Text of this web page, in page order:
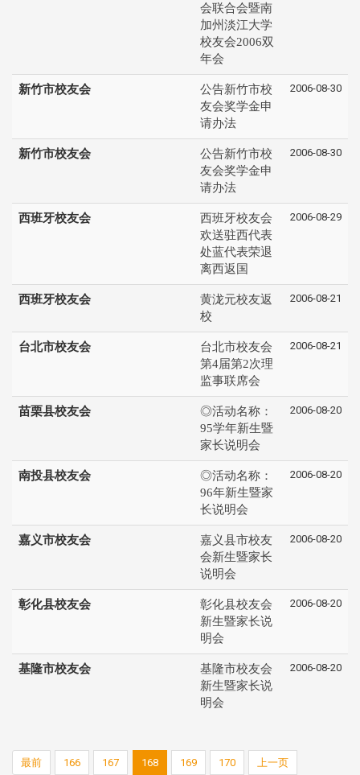
会联合会暨南
加州淡江大学
校友会2006双
年会
新竹市校友会
公告新竹市校
友会奖学金申
请办法
2006-08-30
新竹市校友会
公告新竹市校
友会奖学金申
请办法
2006-08-30
西班牙校友会
西班牙校友会
欢送驻西代表
处蓝代表荣退
离西返国
2006-08-29
西班牙校友会
黄泷元校友返
校
2006-08-21
台北市校友会
台北市校友会
第4届第2次理
监事联席会
2006-08-21
苗栗县校友会
◎活动名称：
95学年新生暨
家长说明会
2006-08-20
南投县校友会
◎活动名称：
96年新生暨家
长说明会
2006-08-20
嘉义市校友会
嘉义县市校友
会新生暨家长
说明会
2006-08-20
彰化县校友会
彰化县校友会
新生暨家长说
明会
2006-08-20
基隆市校友会
基隆市校友会
新生暨家长说
明会
2006-08-20
最前 166 167 168 169 170 上一页